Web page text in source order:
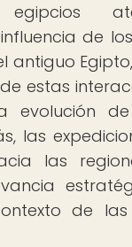
egipcios
de
antiguo
estas
evolución
las
las
de las